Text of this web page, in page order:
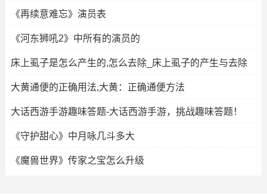
《再续意难忘》演员表
《河东狮吼2》中所有的演员的
床上虱子是怎么产生的,怎么去除_床上虱子的产生与去除
大黄通便的正确用法,大黄：正确通便方法
大话西游手游趣味答题-大话西游手游，挑战趣味答题！
《守护甜心》中月咏几斗多大
《魔兽世界》传家之宝怎么升级